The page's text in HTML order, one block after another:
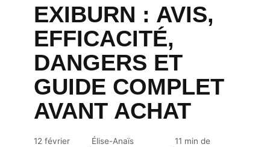
MODE
SANTÉ
BIEN-ÊTRE
DÉV. PERSO
EXIBURN : AVIS,
EFFICACITÉ,
DANGERS ET
GUIDE COMPLET
AVANT ACHAT
12 février
Élise-Anaïs
11 min de